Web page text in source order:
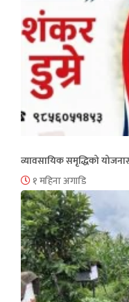
व्यावसायिक समृद्धिको
१ महिना अगाडि